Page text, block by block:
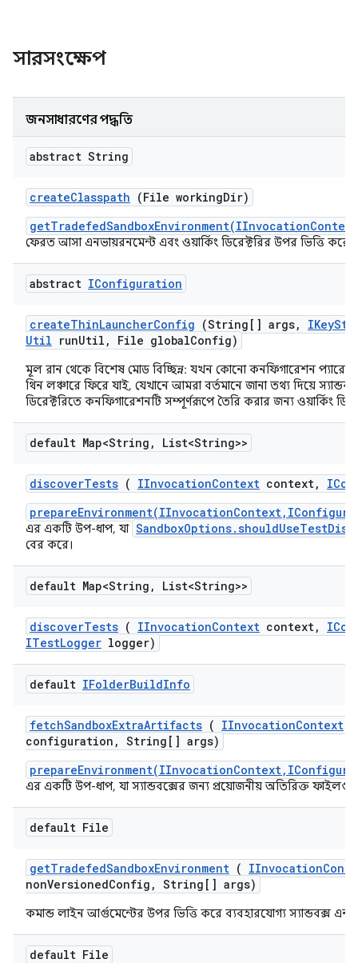
সারসংক্ষেপ
জনসাধারণের পদ্ধতি
abstract String
createClasspath (File workingDir)
ফেরত আসা এনভায়রনমেন্ট এবং ওয়ার্কিং ডিরেক্টরির উপর ভিত্তি করে
abstract IConfiguration
createThinLauncherConfig (String[] args, IKey
Util runUtil , File globalConfig)
মূল রান থেকে বিশেষ মোড বিচ্ছিন্ন: যখন কোনো কনফিগারেশন
থিন লঞ্চারে ফিরে যাই, যেখানে আমরা বর্তমানে জানা তথ্য দিয়ে
ডিরেক্টরিতে কনফিগারেশনটি সম্পূর্ণরূপে তৈরি করার জন্য ওয়ার্কিং
default Map<String , List<String>>
discoverTests ( IInvocationContext context,
এর একটি উপ-ধাপ, যা
বের করে।
default Map<String , List<String>>
discoverTests ( IInvocationContext context,
ITestLogger logger)
default IFolderBuildInfo
fetchSandboxExtraArtifacts ( IInvocationContext
configuration , String[] args)
এর একটি উপ-ধাপ, যা স্যান্ডবক্সের জন্য প্রয়োজনীয় অতিরিক্ত
default File
getTradefedSandboxEnvironment ( IInvocation
nonVersionedConfig , String[] args)
কমান্ড লাইন আর্গুমেন্টের উপর ভিত্তি করে ব্যবহারযোগ্য স্যান্ডবক্স
default File